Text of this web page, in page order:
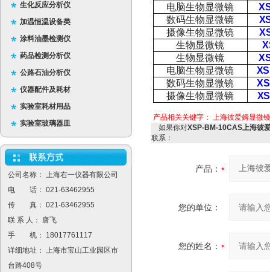
生化反应分析仪
加温恒温设备类
涂料油墨检测仪
药品检测分析仪
公路石油分析仪
仪器配件及耗材
实验室耗材用品
实验室玻璃器皿
公司名称： 上海右一仪器有限公司
电 话： 021-63462955
传 真： 021-63462955
联 系 人： 唐飞
手 机： 18017761117
详细地址： 上海市宝山工业园区市
台路408号
电脑生物显微镜
数码生物显微镜
摄像生物显微镜
生物显微镜
生物显微镜
电脑生物显微镜
数码生物显微镜
摄像生物显微镜
产品相关关键字： 上海彼爱姆显微镜
如果你对XSP-BM-10CAS上海彼
联系：
产品：
您的单位：
您的姓名：